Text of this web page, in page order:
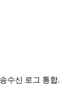
수신 로그 통합.